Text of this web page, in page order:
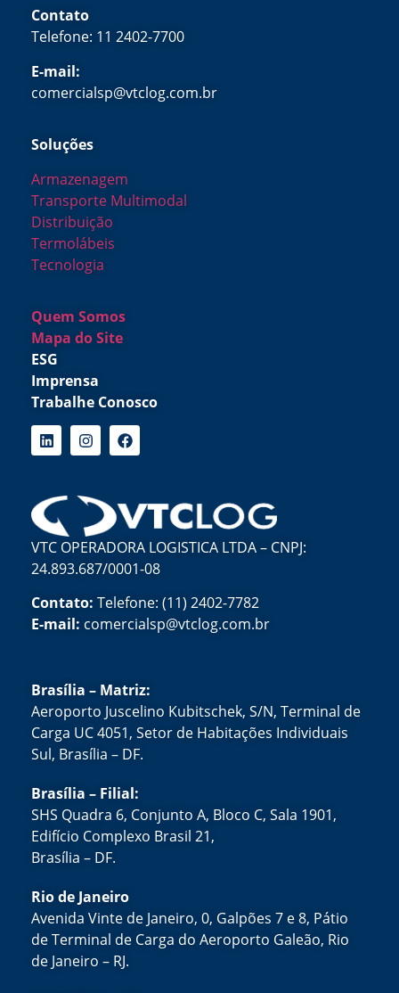
Contato
Telefone: 11 2402-7700
E-mail:
comercialsp@vtclog.com.br
Soluções
Armazenagem
Transporte Multimodal
Distribuição
Termolábeis
Tecnologia
Quem Somos
Mapa do Site
ESG
Imprensa
Trabalhe Conosco
VTC OPERADORA LOGISTICA LTDA – CNPJ:
24.893.687/0001-08
Contato: Telefone: (11) 2402-7782
E-mail: comercialsp@vtclog.com.br
Brasília – Matriz:
Aeroporto Juscelino Kubitschek, S/N, Terminal de
Carga UC 4051, Setor de Habitações Individuais
Sul, Brasília – DF.
Brasília – Filial:
SHS Quadra 6, Conjunto A, Bloco C, Sala 1901,
Edifício Complexo Brasil 21,
Brasília – DF.
Rio de Janeiro
Avenida Vinte de Janeiro, 0, Galpões 7 e 8, Pátio
de Terminal de Carga do Aeroporto Galeão, Rio
de Janeiro – RJ.